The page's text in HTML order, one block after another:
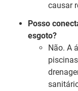
causar
Posso
esgoto?
Não. A